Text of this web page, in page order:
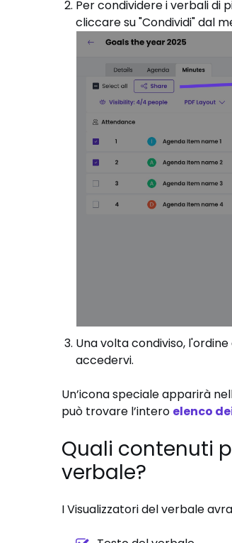
Per condividere i verbali di
cliccare su "Condividi" dal
Una volta condiviso,
accedervi.
Un’icona speciale apparirà
può trovare l’intero elenco
Quali contenuti
verbale?
I Visualizzatori del verbale